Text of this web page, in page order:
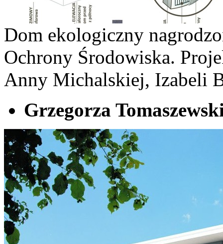
Dom ekologiczny
Ochrony Środowiska.
Anny Michalskiej, Izabeli
Grzegorza